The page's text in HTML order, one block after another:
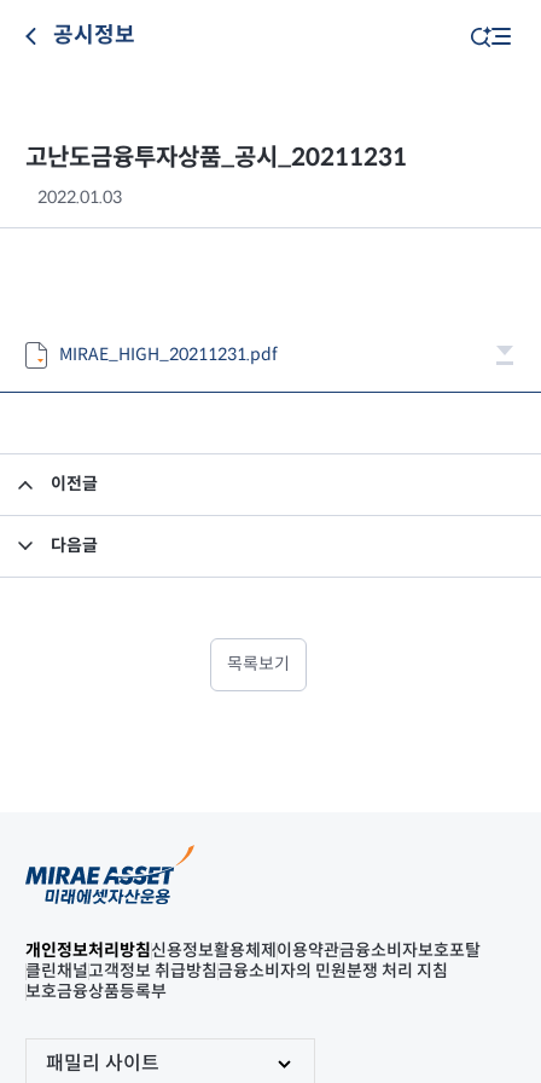
공시정보
고난도금융투자상품_공시_20211231
2022.01.03
MIRAE_HIGH_20211231.pdf
이전글
다음글
목록보기
개인정보처리방침신용정보활용체제 이용약관금융소비자보호포탈
클린채널고객정보 취급방침금융소비자의 민원분쟁 처리 지침
보호금융상품등록부
패밀리 사이트